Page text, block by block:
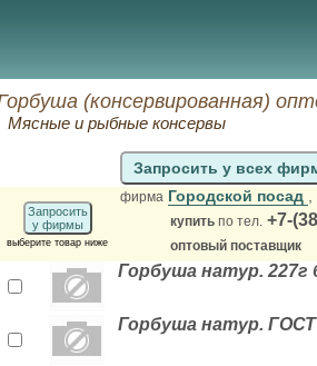
(консервированная)
Мясные и рыбные консервы
Запросить у всех
Запросить
у фирмы
выберите товар ниже
фирма Городской посад
купить по тел. +7-
оптовый поставщик
Горбуша натур. 227г
Горбуша натур. ГОСТ